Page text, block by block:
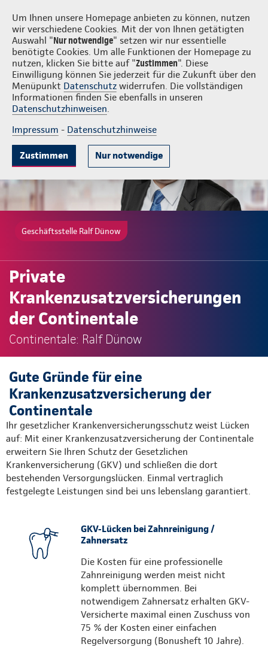
Um Ihnen unsere Homepage anbieten zu können, nutzen
wir verschiedene Cookies. Mit der von Ihnen getätigten
Auswahl "Nur notwendige" setzen wir nur essentielle
benötigte Cookies. Um alle Funktionen der Homepage zu
nutzen, klicken Sie bitte auf "Zustimmen". Diese
Einwilligung können Sie jederzeit für die Zukunft über den
Menüpunkt Datenschutz widerrufen. Die vollständigen
Informationen finden Sie ebenfalls in unseren
Datenschutzhinweisen.
Impressum - Datenschutzhinweise
Zustimmen Nur notwendige
Ralf Dünow Login
Ambulante Zusatzversicherung Krankenhauszusatzversicherung
Geschäftsstelle Ralf Dünow
Private
Krankenzusatzversicherungen
der Continentale
Continentale: Ralf Dünow
Gute Gründe für eine
Krankenzusatzversicherung der
Continentale
Ihr gesetzlicher Krankenversicherungsschutz weist Lücken
auf: Mit einer Krankenzusatzversicherung der Continentale
erweitern Sie Ihren Schutz der Gesetzlichen
Krankenversicherung (GKV) und schließen die dort
bestehenden Versorgungslücken. Einmal vertraglich
festgelegte Leistungen sind bei uns lebenslang garantiert.
GKV-Lücken bei Zahnreinigung /
Zahnersatz
Die Kosten für eine professionelle
Zahnreinigung werden meist nicht
komplett übernommen. Bei
notwendigem Zahnersatz erhalten GKV-
Versicherte maximal einen Zuschuss von
75 % der Kosten einer einfachen
Regelversorgung (Bonusheft 10 Jahre).